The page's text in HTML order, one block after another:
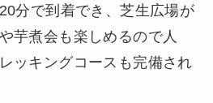
分で到着でき、芝生広場が
芋煮会も楽しめるので人
ッキングコースも完備され